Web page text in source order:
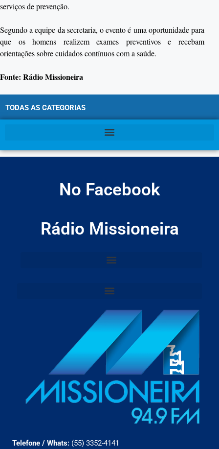
serviços de prevenção.
Segundo a equipe da secretaria, o evento é uma oportunidade para
que os homens realizem exames preventivos e recebam
orientações sobre cuidados contínuos com a saúde.
Fonte: Rádio Missioneira
TODAS AS CATEGORIAS
No Facebook
Rádio Missioneira
Telefone / Whats: (55) 3352-4141